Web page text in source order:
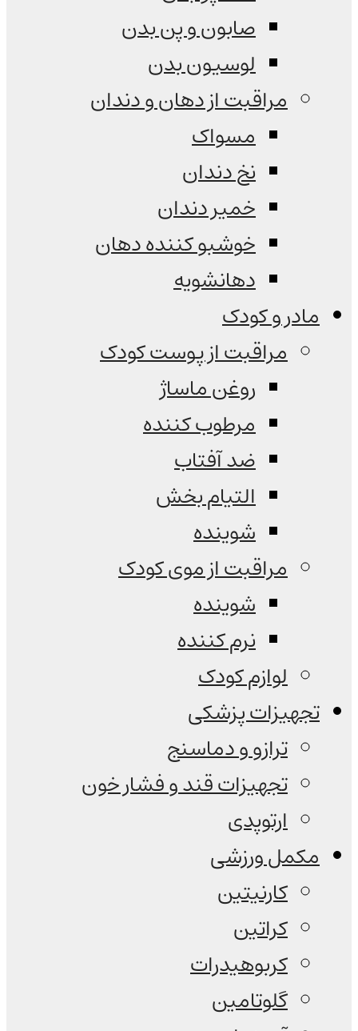
صابون و پن بدن
لوسیون بدن
مراقبت از دهان و دندان
مسواک
نخ دندان
خمیر دندان
خوشبو کننده دهان
دهانشویه
مادر و کودک
مراقبت از پوست کودک
روغن ماساژ
مرطوب کننده
ضد آفتاب
التیام بخش
شوینده
مراقبت از موی کودک
شوینده
نرم کننده
لوازم کودک
تجهیزات پزشکی
ترازو و دماسنج
تجهیزات قند و فشار خون
ارتوپدی
مکمل ورزشی
کارنیتین
کراتین
کربوهیدرات
گلوتامین